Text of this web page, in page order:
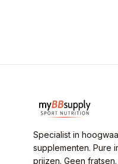
Specialist in
supplementen. Pure
prijzen. Geen fratsen.